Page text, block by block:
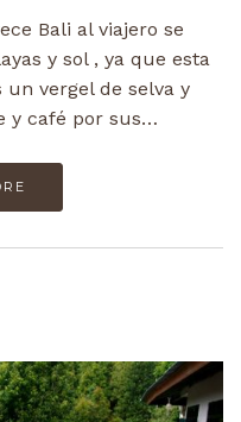
Bali al viajero se
y sol , ya que esta
vergel de selva y
y café por sus…